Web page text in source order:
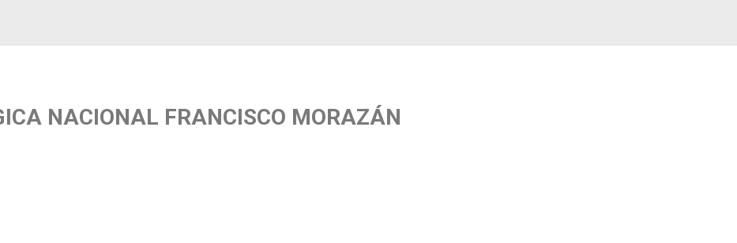
NACIONAL FRANCISCO MORAZÁN